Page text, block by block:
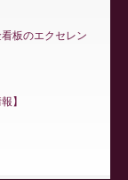
板のエクセレン